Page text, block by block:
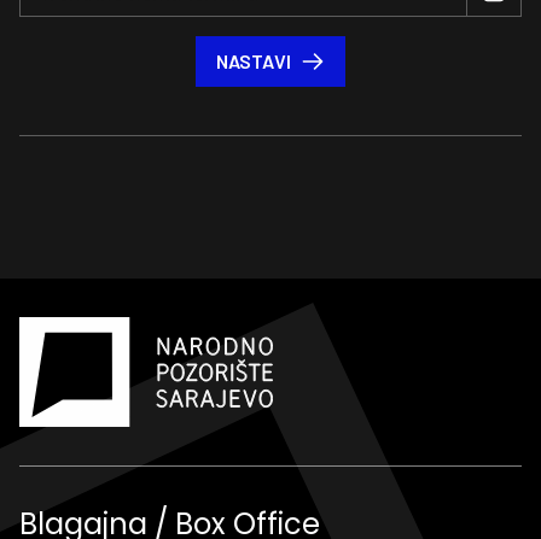
NASTAVI
Blagajna / Box Office